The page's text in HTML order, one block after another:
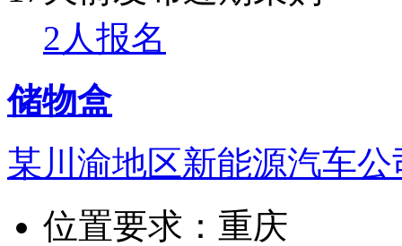
2人报名
储物盒
某川渝地区新能源汽车公
位置要求： 重庆